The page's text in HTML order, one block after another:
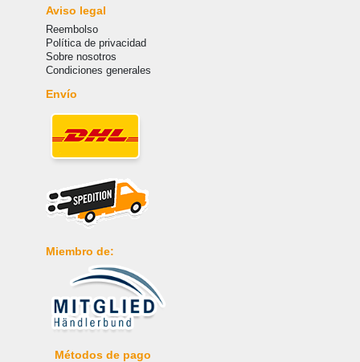
Aviso legal
Reembolso
Política de privacidad
Sobre nosotros
Condiciones generales
Envío
Miembro de:
Métodos de pago